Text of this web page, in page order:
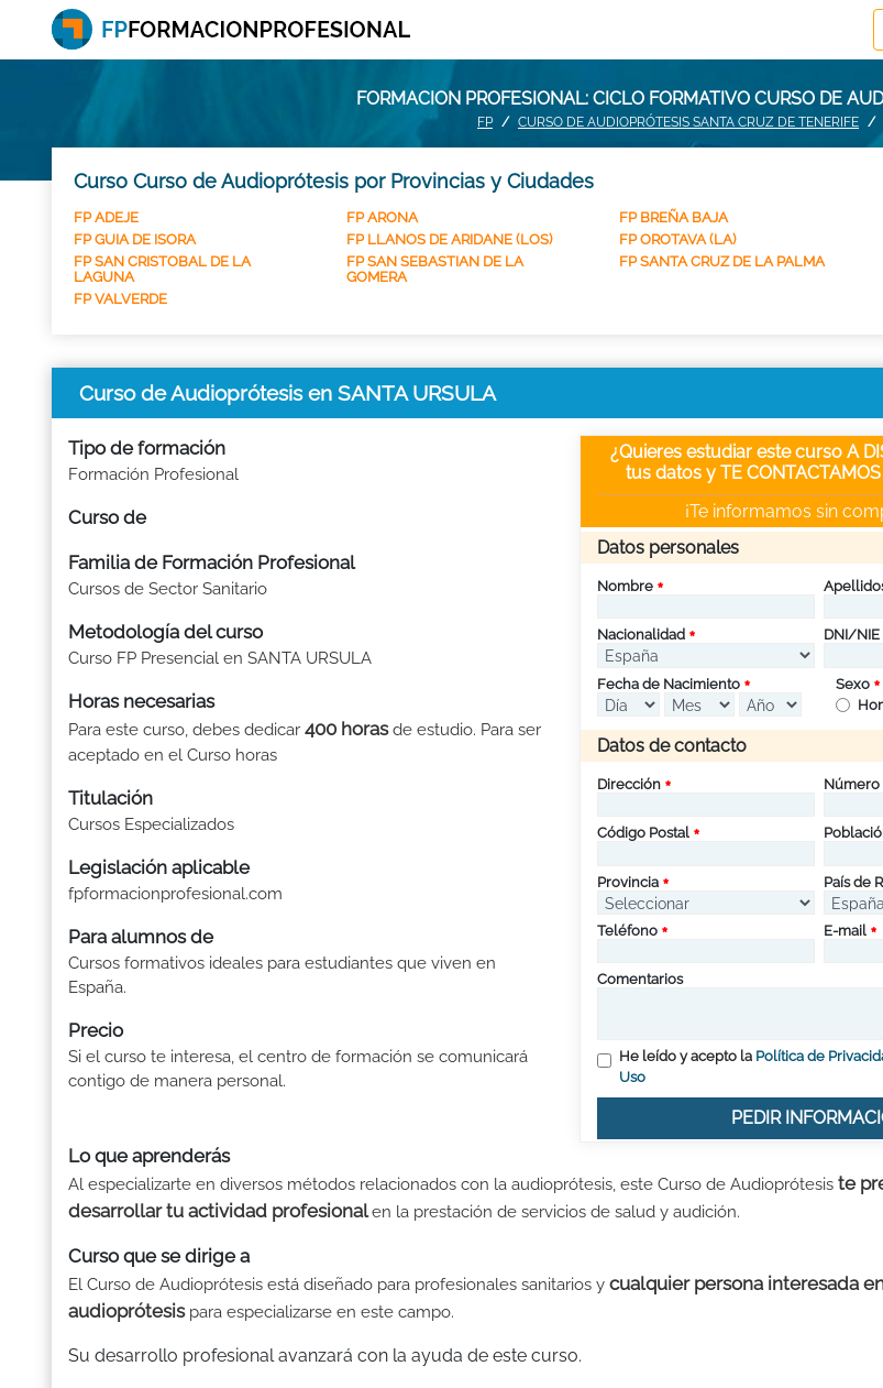
FORMACION PROFESIONAL: CICLO FORMATIVO CURSO DE
FP CURSO DE AUDIOPRÓTESIS SANTA CRUZ DE TENERIFE
Curso Curso de Audioprótesis por Provincias y Ciudades
FP ADEJE FP ARONA FP BREÑA BAJA
FP GUIA DE ISORA
FP LLANOS DE ARIDANE (LOS) FP OROTAVA (LA)
FP SAN CRISTOBAL DE LA
LAGUNA
FP SAN SEBASTIAN DE LA
GOMERA
FP SANTA CRUZ DE LA PALMA
FP VALVERDE
Curso de Audioprótesis en SANTA URSULA
Tipo de formación
Formación Profesional
Curso de
Familia de Formación Profesional
Cursos de Sector Sanitario
Metodología del curso
Curso FP Presencial en SANTA URSULA
Horas necesarias
Para este curso, debes dedicar 400 horasde estudio. Para ser
aceptado en el Curso horas
Titulación
Cursos Especializados
Legislación aplicable
fpformacionprofesional.com
Para alumnos de
Cursos formativos ideales para estudiantes que viven en
España.
Precio
Si el curso te interesa, el centro de formación se comunicará
contigo de manera personal.
¿Quieres estudiar este curso A
tus datos y TE
¡Te informamos sin
Datos personales
Nombre
Nacionalidad DNI/NIE
Fecha de Nacimiento
Sexo
Datos de contacto
Dirección Número
Código Postal
Provincia País de
Teléfono E-mail
Comentarios
He leído y acepto la Política de
Uso
PEDIR
Lo que aprenderás
Al especializarte en diversos métodos relacionados con la audioprótesis, este Curso de Audioprótesis te
desarrollar tu actividad profesionalen la prestación de servicios de salud y audición.
Curso que se dirige a
El Curso de Audioprótesis está diseñado para profesionales sanitarios y cualquier persona interesada
audioprótesispara especializarse en este campo.
Su desarrollo profesional avanzará con la ayuda de este curso.